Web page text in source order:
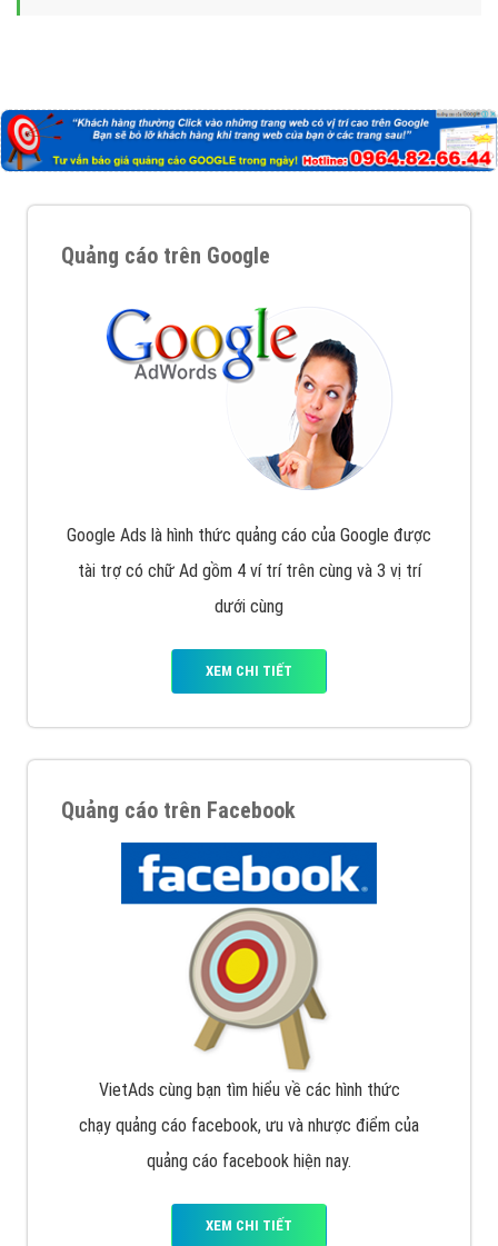
Quảng cáo trên Google
Google Ads là hình thức quảng cáo của Google được
tài trợ có chữ Ad gồm 4 ví trí trên cùng và 3 vị trí
dưới cùng
XEM CHI TIẾT
Quảng cáo trên Facebook
VietAds cùng bạn tìm hiểu về các hình thức
chạy quảng cáo facebook, ưu và nhược điểm của
quảng cáo facebook hiện nay.
XEM CHI TIẾT